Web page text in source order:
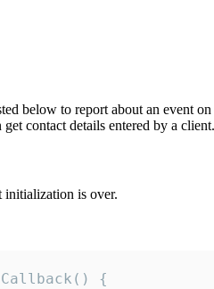
below to report about an event
contact details entered by a client.
initialization is over.
{